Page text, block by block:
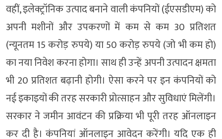
वहीं, इलेक्ट्रॉनिक उत्पाद बनाने वाली कंपनियों (ईएसडीएम) को
अपनी मशीनों और उपकरणों में कम से कम 30 प्रतिशत
(न्यूनतम 15 करोड़ रुपये) या 50 करोड़ रुपये (जो भी कम हो)
का नया निवेश करना होगा। साथ ही उन्हें अपनी उत्पादन क्षमता
भी 20 प्रतिशत बढ़ानी होगी। ऐसा करने पर इन कंपनियों को
नई इकाइयों की तरह सरकारी प्रोत्साहन और सुविधाएं मिलेंगी।
सरकार ने जमीन आवंटन की प्रक्रिया भी पूरी तरह ऑनलाइन
कर दी है। कंपनियां ऑनलाइन आवेदन करेंगी। यदि एक ही